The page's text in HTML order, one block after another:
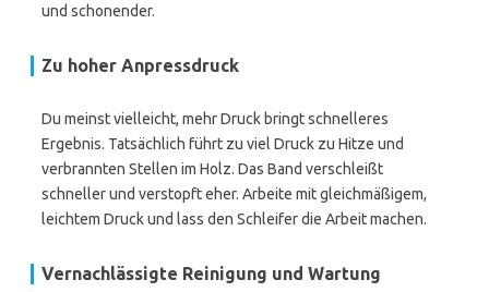
und schonender.
Zu hoher Anpressdruck
Du meinst vielleicht, mehr Druck bringt schnelleres
Ergebnis. Tatsächlich führt zu viel Druck zu Hitze und
verbrannten Stellen im Holz. Das Band verschleißt
schneller und verstopft eher. Arbeite mit gleichmäßigem,
leichtem Druck und lass den Schleifer die Arbeit machen.
Vernachlässigte Reinigung und Wartung